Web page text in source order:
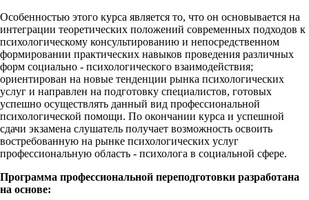
Особенностью этого курса является то, что он основывается на
интеграции теоретических положений современных подходов к
психологическому консультированию и непосредственном
формировании практических навыков проведения различных
форм социально - психологического взаимодействия;
ориентирован на новые тенденции рынка психологических
услуг и направлен на подготовку специалистов, готовых
успешно осуществлять данный вид профессиональной
психологической помощи. По окончании курса и успешной
сдачи экзамена слушатель получает возможность освоить
востребованную на рынке психологических услуг
профессиональную область - психолога в социальной сфере.
Программа профессиональной переподготовки разработана
на основе: